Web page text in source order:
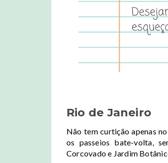
Rio de Janeiro
Não tem curtição apenas
os passeios bate-volta,
Corcovado e Jardim